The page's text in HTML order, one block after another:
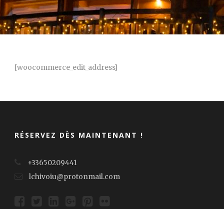
[woocommerce_edit_address]
RÉSERVEZ DÈS MAINTENANT !
+33650209441
lchivoiu@protonmail.com